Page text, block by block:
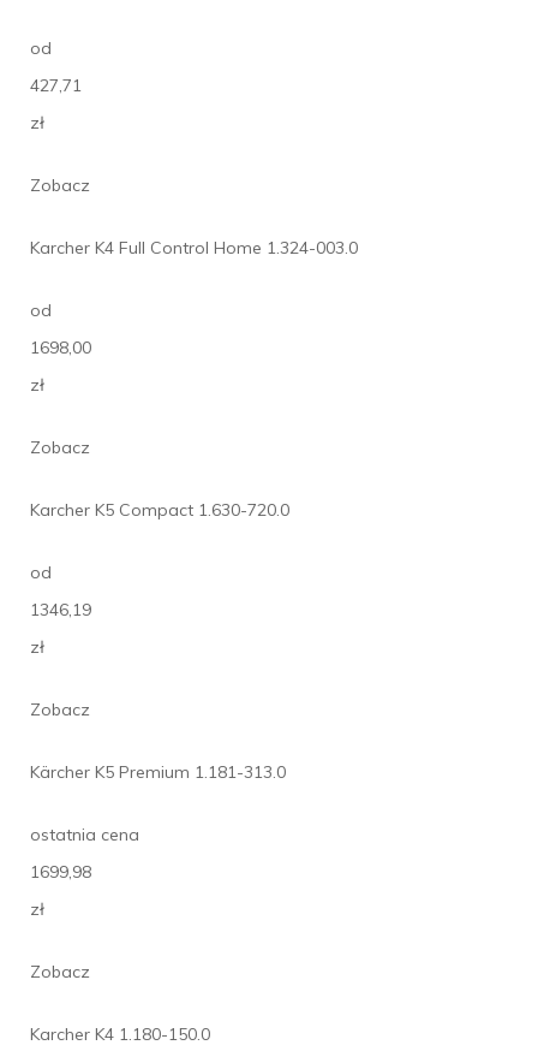
od
427,71
zł
Zobacz
Karcher K4 Full Control Home 1.324-003.0
od
1698,00
zł
Zobacz
Karcher K5 Compact 1.630-720.0
od
1346,19
zł
Zobacz
Kärcher K5 Premium 1.181-313.0
ostatnia cena
1699,98
zł
Zobacz
Karcher K4 1.180-150.0